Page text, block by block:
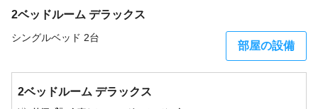
2ベッドルーム デラックス
シングルベッド 2台
部屋の設備
2ベッドルーム デラックス